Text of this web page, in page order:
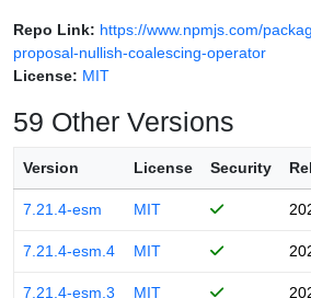
Repo Link: https://www.npmjs.com/
proposal-nullish-coalescing-operator
License: MIT
59 Other Versions
Version License Security
7.21.4-esm MIT
7.21.4-esm.4 MIT
7.21.4-esm.3 MIT